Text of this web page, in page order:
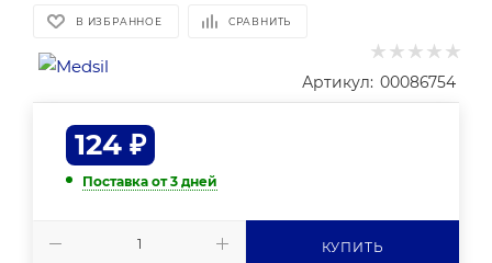
В ИЗБРАННОЕ СРАВНИТЬ
Артикул: 00086754
124 ₽
Поставка от 3 дней
КУПИТЬ